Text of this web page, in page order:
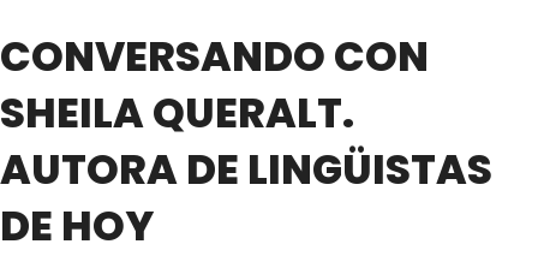
CONVERSANDO CON
SHEILA QUERALT.
AUTORA DE LINGÜISTAS
DE HOY